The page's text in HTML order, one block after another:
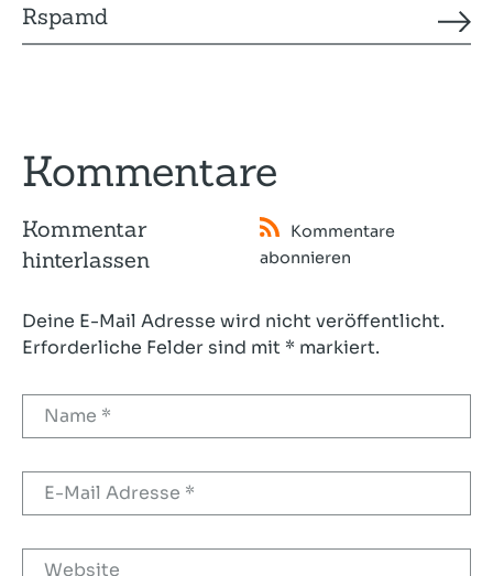
Rspamd
Kommentare
Kommentar
hinterlassen
Kommentare
abonnieren
Deine E-Mail Adresse wird nicht veröffentlicht.
Erforderliche Felder sind mit * markiert.